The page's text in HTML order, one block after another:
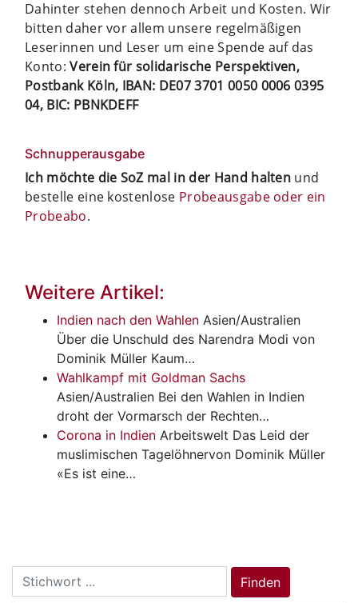
Dahinter stehen dennoch Arbeit und Kosten. Wir
bitten daher vor allem unsere regelmäßigen
Leserinnen und Leser um eine Spende auf das
Konto:Verein für solidarische Perspektiven,
Postbank Köln, IBAN: DE07 3701 0050 0006 0395
04, BIC: PBNKDEFF
Schnupperausgabe
Ich möchte die SoZ mal in der Hand halten und
bestelle eine kostenlose Probeausgabe oder ein
Probeabo.
Weitere Artikel:
Indien nach den Wahlen Asien/Australien
Über die Unschuld des Narendra Modi von
Dominik Müller Kaum…
Wahlkampf mit Goldman Sachs
Asien/Australien Bei den Wahlen in Indien
droht der Vormarsch der Rechten…
Corona in Indien Arbeitswelt Das Leid der
muslimischen Tagelöhnervon Dominik Müller
«Es ist eine…
Search
for:
Finden